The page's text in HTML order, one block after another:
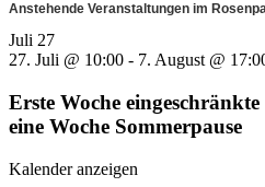
Anstehende Veranstaltungen im
Juli 27
27. Juli @ 10:00 - 7. August @
Erste Woche
eine Woche Sommerpause
Kalender anzeigen